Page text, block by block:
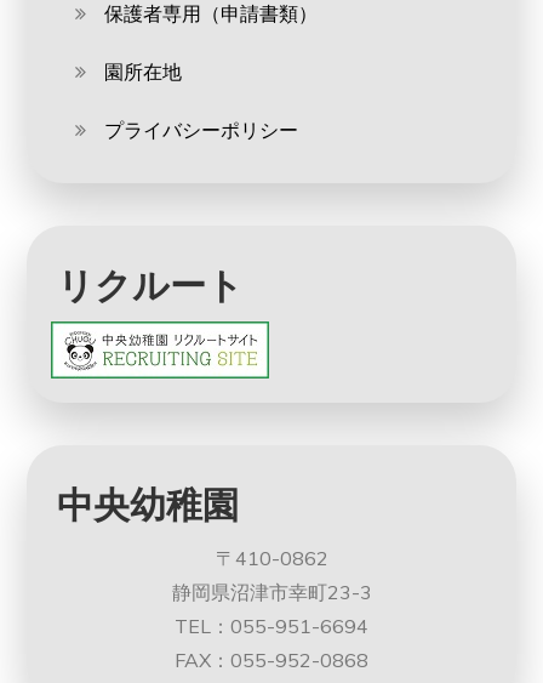
保護者専用（申請書類）
園所在地
プライバシーポリシー
リクルート
中央幼稚園
〒410-0862
静岡県沼津市幸町23-3
TEL：055-951-6694
FAX：055-952-0868